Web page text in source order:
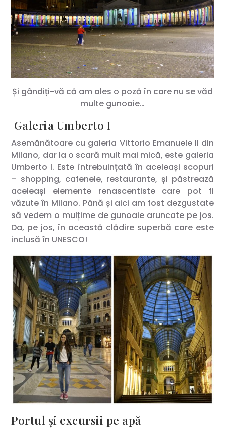
Și gândiți-vă că am ales o poză în care nu se văd
multe gunoaie…
Galeria Umberto I
Asemănătoare cu galeria Vittorio Emanuele II din
Milano, dar la o scară mult mai mică, este galeria
Umberto I. Este întrebuințată în aceleași scopuri
– shopping, cafenele, restaurante, și păstrează
aceleași elemente renascentiste care pot fi
văzute în Milano. Până și aici am fost dezgustate
să vedem o mulțime de gunoaie aruncate pe jos.
Da, pe jos, în această clădire superbă care este
inclusă în UNESCO!
Portul și excursii pe apă